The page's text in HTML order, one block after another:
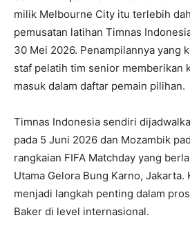
milik Melbourne City itu terlebih
pemusatan latihan Timnas
30 Mei 2026. Penampilannya yang
staf pelatih tim senior memberikan
masuk dalam daftar pemain pilihan.
Timnas Indonesia sendiri
pada 5 Juni 2026 dan Mozambik
rangkaian FIFA Matchday yang
Utama Gelora Bung Karno,
menjadi langkah penting dalam
Baker di level internasional.